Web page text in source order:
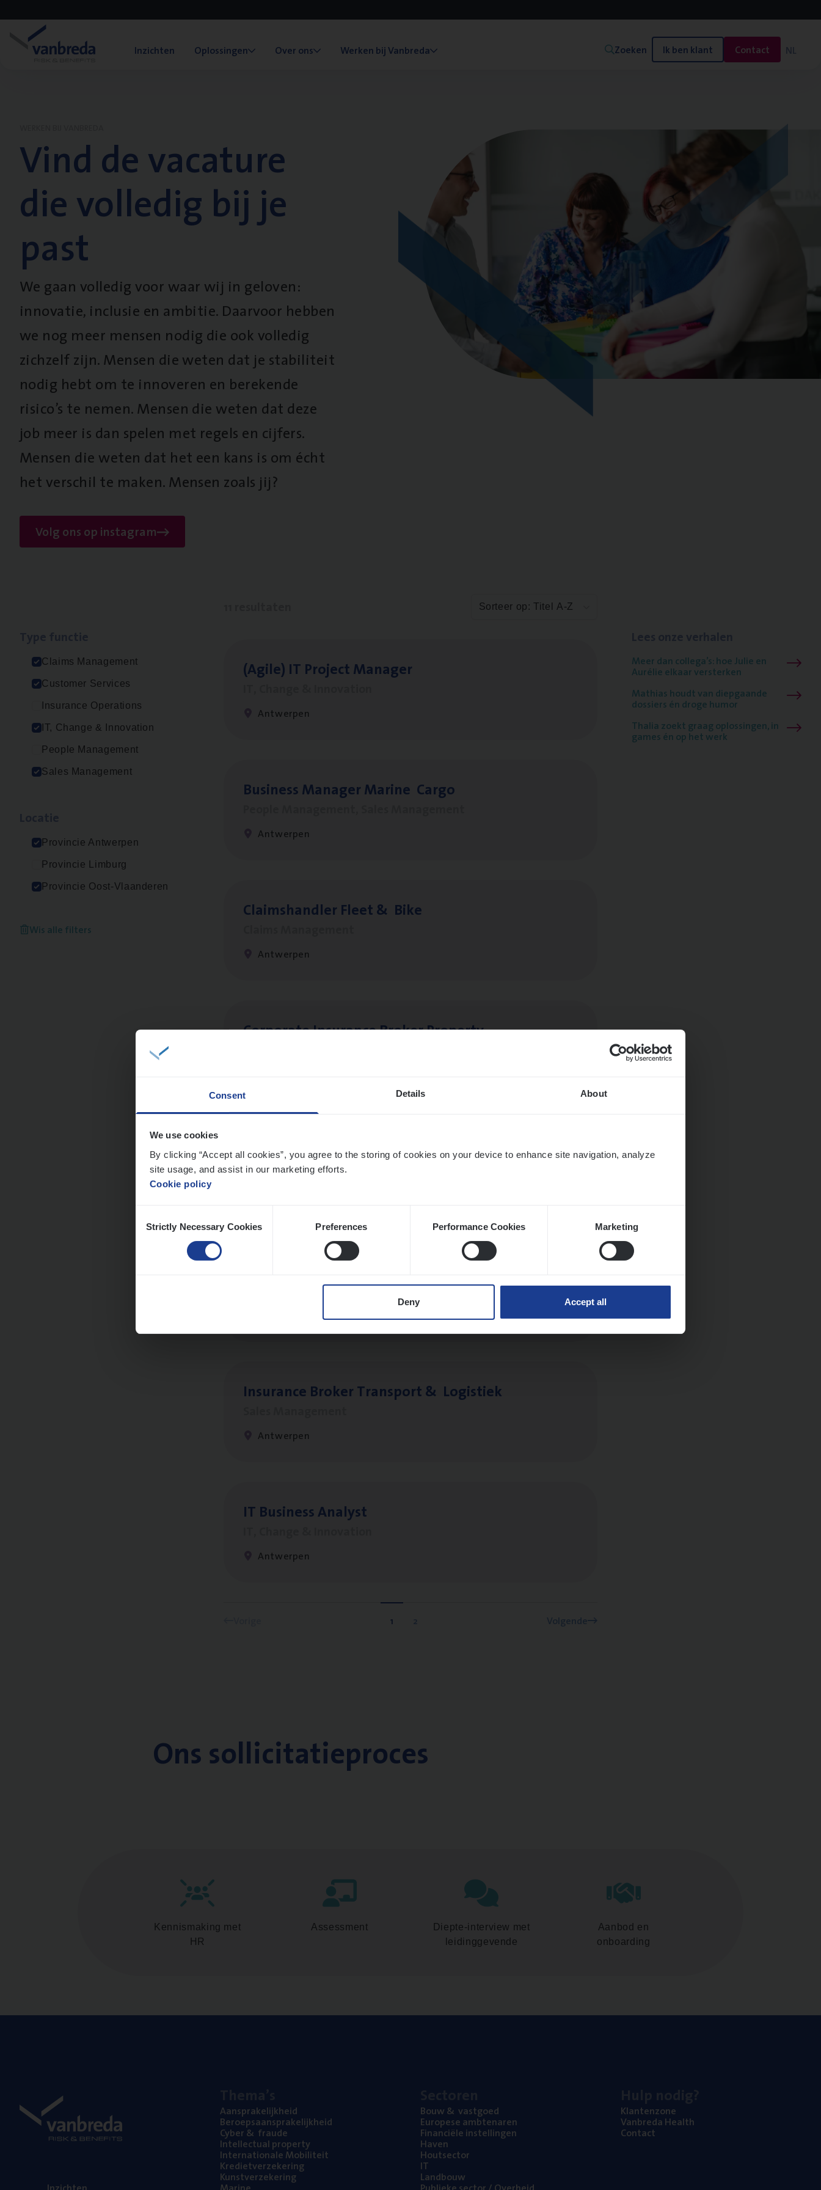
Consent Details About
We use cookies
By clicking “Accept all cookies”, you agree to the storing of cookies on your device to enhance site navigation, analyze
site usage, and assist in our marketing efforts.
Cookie policy
Selection
Strictly Necessary Cookies Preferences Performance Cookies Marketing
Deny Accept all
Inzichten Oplossingen Over ons Werken bij Vanbreda Zoeken Ik ben klant Contact NL
Vind de vacature
die volledig bij je
past
We gaan volledig voor waar wij in geloven:
innovatie, inclusie en ambitie. Daarvoor hebben
we nog meer mensen nodig die ook volledig
zichzelf zijn. Mensen die weten dat je stabiliteit
nodig hebt om te innoveren en berekende
risico’s te nemen. Mensen die weten dat deze
job meer is dan spelen met regels en cijfers.
Mensen die weten dat het een kans is om écht
het verschil te maken. Mensen zoals jij?
Volg ons op instagram
Claims Management
Customer Services
Insurance Operations
IT, Change & Innovation
People Management
Sales Management
Provincie Antwerpen
Provincie Limburg
Provincie Oost-Vlaanderen
Wis alle filters
Sorteer op: Titel A-Z
(Agi­le) IT Pro­ject Manager
Antwerpen
Busi­ness Mana­ger Mari­ne Cargo
Antwerpen
Claims­hand­ler Fleet& Bike
Antwerpen
Cor­po­ra­te Insu­ran­ce Bro­ker Property
Cus­to­mer Care Expert Hospitalisatieverzekeringen
Customer Services
Sales Management
Insu­ran­ce Bro­ker Trans­port& Logistiek
Antwerpen
IT Busi­ness Analyst
Antwerpen
1 2 Volgende
Meer dan collega’s: hoe Julie en
Aurélie elkaar versterken
Mathias houdt van diepgaande
dossiers én droge humor
Thalia zoekt graag oplossingen, in
games én op het werk
Ons sollicitatieproces
Kennismaking met
HR
Assessment
Diepte-interview met
leidinggevende
Aanbod en
onboarding
Aan­spra­ke­lijk­heid
Beroeps­aan­spra­ke­lijk­heid
Cyber& fraude
Intel­lec­tu­al property
Inter­na­ti­o­na­le Mobiliteit
Kre­diet­ver­ze­ke­ring
Kunst­ver­ze­ke­ring
Bouw& vastgoed
Euro­pe­se ambtenaren
Finan­ci­ë­le instellingen
Haven
Hout­sec­tor
IT
Land­bouw
Klan­ten­zo­ne
Van­b­re­da Health
Con­tact